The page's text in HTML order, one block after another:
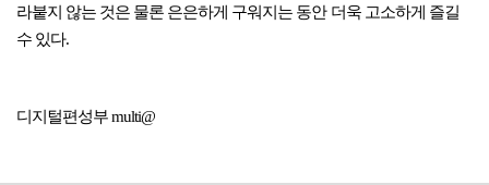
라붙지 않는 것은 물론 은은하게 구워지는 동안 더욱 고소하게 즐길
수 있다.
디지털편성부 multi@